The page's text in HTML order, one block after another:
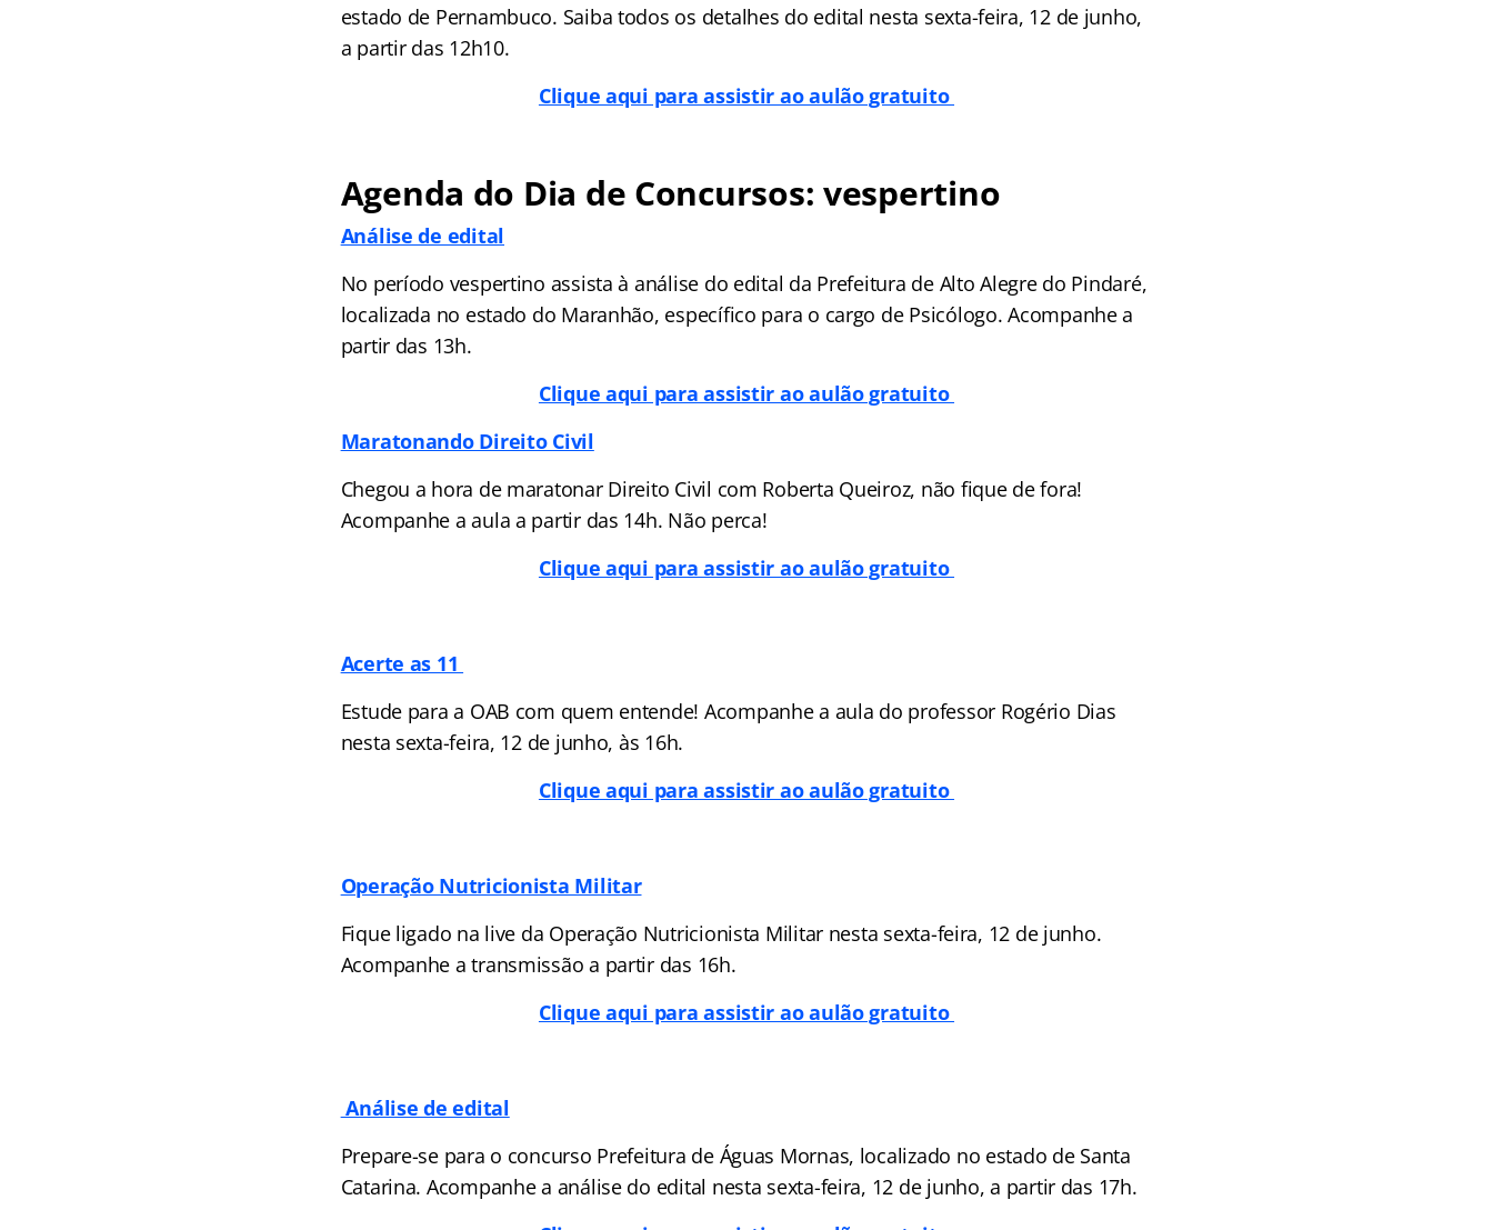
estado de Pernambuco. Saiba todos os detalhes do edital nesta sexta-feira, 12 de junho,
a partir das 12h10.
Clique aqui para assistir ao aulão gratuito
Agenda do Dia de Concursos: vespertino
Análise de edital
No período vespertino assista à análise do edital da Prefeitura de Alto Alegre do Pindaré,
localizada no estado do Maranhão, específico para o cargo de Psicólogo. Acompanhe a
partir das 13h.
Clique aqui para assistir ao aulão gratuito
Maratonando Direito Civil
Chegou a hora de maratonar Direito Civil com Roberta Queiroz, não fique de fora!
Acompanhe a aula a partir das 14h. Não perca!
Clique aqui para assistir ao aulão gratuito
Acerte as 11
Estude para a OAB com quem entende! Acompanhe a aula do professor Rogério Dias
nesta sexta-feira, 12 de junho, às 16h.
Clique aqui para assistir ao aulão gratuito
Operação Nutricionista Militar
Fique ligado na live da Operação Nutricionista Militar nesta sexta-feira, 12 de junho.
Acompanhe a transmissão a partir das 16h.
Clique aqui para assistir ao aulão gratuito
Análise de edital
Prepare-se para o concurso Prefeitura de Águas Mornas, localizado no estado de Santa
Catarina. Acompanhe a análise do edital nesta sexta-feira, 12 de junho, a partir das 17h.